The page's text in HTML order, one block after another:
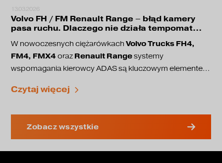
13.03.2026
Volvo FH / FM Renault Range – błąd kamery
pasa ruchu. Dlaczego nie działa tempomat
W nowoczesnych ciężarówkachVolvo Trucks FH4,
FM4, FMX4 oraz Renault Rangesystemy
wspomagania kierowcy ADAS są kluczowym elementem
za:
adaptacyjny tempomat
się problem, w którym przestaje działać kamera
Czytaj więcej
Zobacz wszystkie